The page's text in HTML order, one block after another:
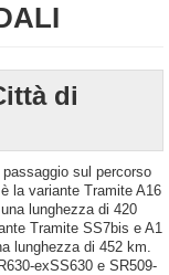
di
sul percorso
la variante Tramite A16
lunghezza di 420
Tramite SS7bis e A1
lunghezza di 452 km.
exSS630 e SR509-